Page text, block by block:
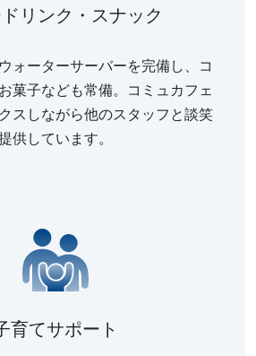
リンク・スナック
ォーターサーバーを完備し、コ
菓子なども常備。コミュカフェ
スしながら他のスタッフと談笑
供しています。
育てサポート